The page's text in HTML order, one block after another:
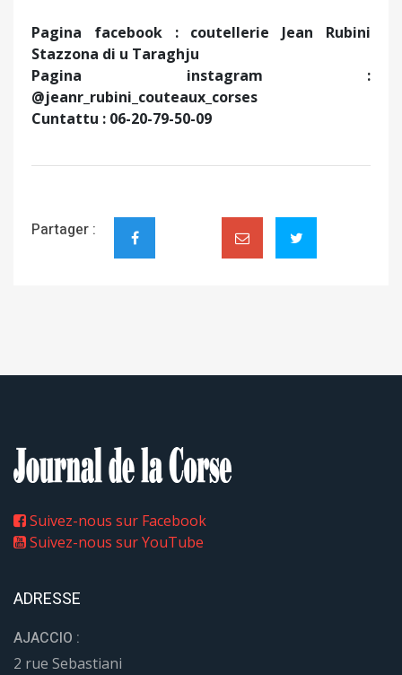
Pagina facebook : coutellerie Jean Rubini
Stazzona di u Taraghju
Pagina instagram :
@jeanr_rubini_couteaux_corses
Cuntattu : 06-20-79-50-09
Partager :
Suivez-nous sur Facebook
Suivez-nous sur YouTube
ADRESSE
AJACCIO :
2 rue Sebastiani